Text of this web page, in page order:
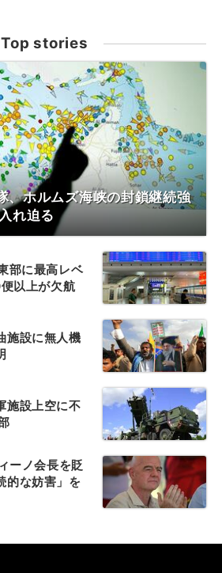
Top stories
、ホルムズ海峡の封鎖継続強
れ迫る
部に最高レベ
以上が欠航
施設に無人機
施設上空に不
ーノ会長を貶
的な妨害」を